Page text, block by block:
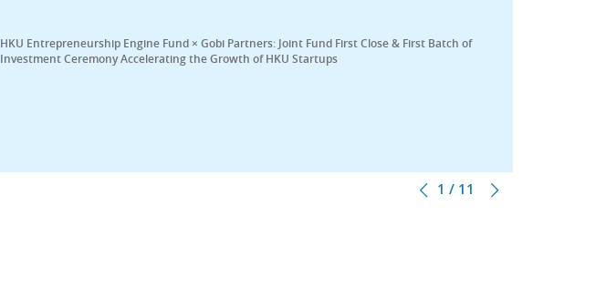
HKU Entrepreneurship Engine Fund × Gobi Partners: Joint Fund First Close & First Batch of
Investment Ceremony Accelerating the Growth of HKU Startups
1 / 11